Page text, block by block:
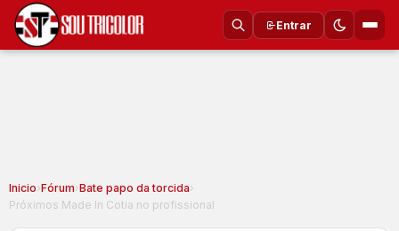
Entrar
Inicio›Fórum›Bate papo da torcida›
Próximos Made In Cotia no profissional